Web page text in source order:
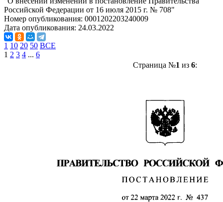
Российской Федерации от 16 июля 2015 г. № 708"
Номер опубликования: 0001202203240009
Дата опубликования: 24.03.2022
1 10 20 50 ВСЕ
1 2 3 4 ... 6
Страница №1 из 6: